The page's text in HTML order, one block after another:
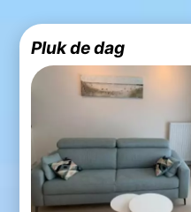
Pluk de dag